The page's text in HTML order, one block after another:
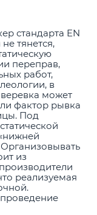
стандарта EN
тянется,
переправ,
работ,
в
веревка может
фактор рывка
Под
из
реализуемая